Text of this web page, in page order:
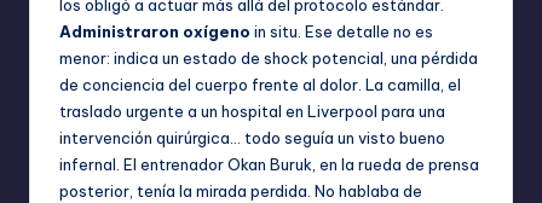
los obligó a actuar más allá del protocolo estándar.
Administraron oxígeno in situ. Ese detalle no es
menor: indica un estado de shock potencial, una pérdida
de conciencia del cuerpo frente al dolor. La camilla, el
traslado urgente a un hospital en Liverpool para una
intervención quirúrgica… todo seguía un visto bueno
infernal. El entrenador Okan Buruk, en la rueda de prensa
posterior, tenía la mirada perdida. No hablaba de